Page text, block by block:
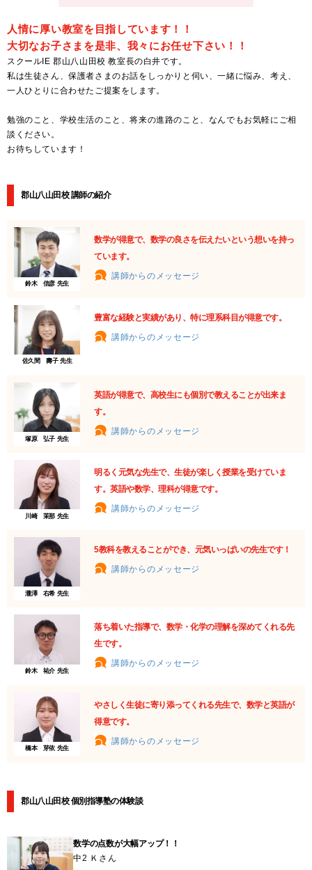
人情に厚い教室を目指しています！！
大切なお子さまを是非、我々にお任せ下さい！！
スクールIE 郡山八山田校 教室長の白井です。
私は生徒さん、保護者さまのお話をしっかりと伺い、一緒に悩み、考え、
一人ひとりに合わせたご提案をします。
勉強のこと、学校生活のこと、将来の進路のこと、なんでもお気軽にご相
談ください。
お待ちしています！
郡山八山田校 講師の紹介
鈴木 信彦 先生
数学が得意で、数学の良さを伝えたいという想いを持っ
ています。
講師からのメッセージ
佐久間 壽子 先生
豊富な経験と実績があり、特に理系科目が得意です。
講師からのメッセージ
塚原 弘子 先生
英語が得意で、高校生にも個別で教えることが出来ま
す。
講師からのメッセージ
川崎 茉那 先生
明るく元気な先生で、生徒が楽しく授業を受けていま
す。英語や数学、理科が得意です。
講師からのメッセージ
瀧澤 右希 先生
5教科を教えることができ、元気いっぱいの先生です！
講師からのメッセージ
鈴木 祐介 先生
落ち着いた指導で、数学・化学の理解を深めてくれる先
生です。
講師からのメッセージ
橋本 芽依 先生
やさしく生徒に寄り添ってくれる先生で、数学と英語が
得意です。
講師からのメッセージ
郡山八山田校 個別指導塾の体験談
数学の点数が大幅アップ！！
中2 Ｋさん